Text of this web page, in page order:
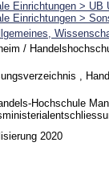
Einrichtungen > UB
Einrichtungen >
/
,
Hochschule
2020